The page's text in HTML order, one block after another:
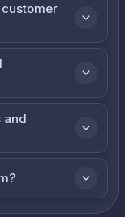
and